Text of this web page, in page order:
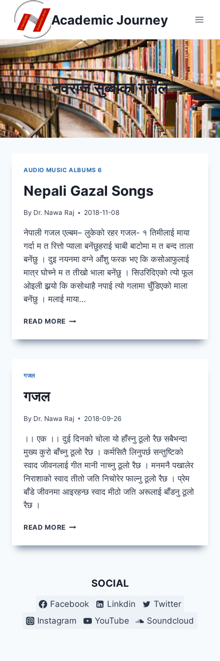
content
Academic Journey
नवराज सुब्बाका गजल
AUDIO MUSIC ALBUMS 6
Nepali Gazal Songs
By Dr. Nawa Raj 2018-11-08
नेपाली गजल एल्बम– लुकेको रहर गजल- १ तिमीलाई माया
गर्दा म त रित्तो प्याला बनेंछुहराई चाबी बाटोमा म त बन्द ताला
बनेंछु । दुइ नयनमा वग्ने आँशु फरक भए कि कसोआफुलाई
मात्र घोच्ने म त तीखो भाला बनेंछु । सिउरिदिएको त्यो फूल
ओइली झर्‍यो कि कसोथाहै नपाई त्यो गलामा चुँडिएको माला
बनेंछु । मलाई माया…
READ MORE NEPALI
SONGS
गजल
गजल
By Dr. Nawa Raj 2018-09-26
।। एक ।। दुई दिनको चोला यो हाँस्नु ठूलो रैछ सबैभन्दा
मुख्य कुरो बाँच्नु ठूलो रैछ । कर्मसितै लिनुपर्छ सन्तुष्टिको
स्वाद जीवनलाई गीत मानी नाच्नु ठूलो रैछ । मनमनै पखालेर
निराशाको स्वाद तीतो जति निचोरेर फाल्नु ठूलो रैछ । प्रेम
बाँडे जीवनमा आइरहन्छ स्वाद मीठो जति अरूलाई बाँडनु ठूलो
रैछ ।
READ MORE गजल
SOCIAL
Facebook Linkdin
Twitter
Instagram
YouTube Soundcloud